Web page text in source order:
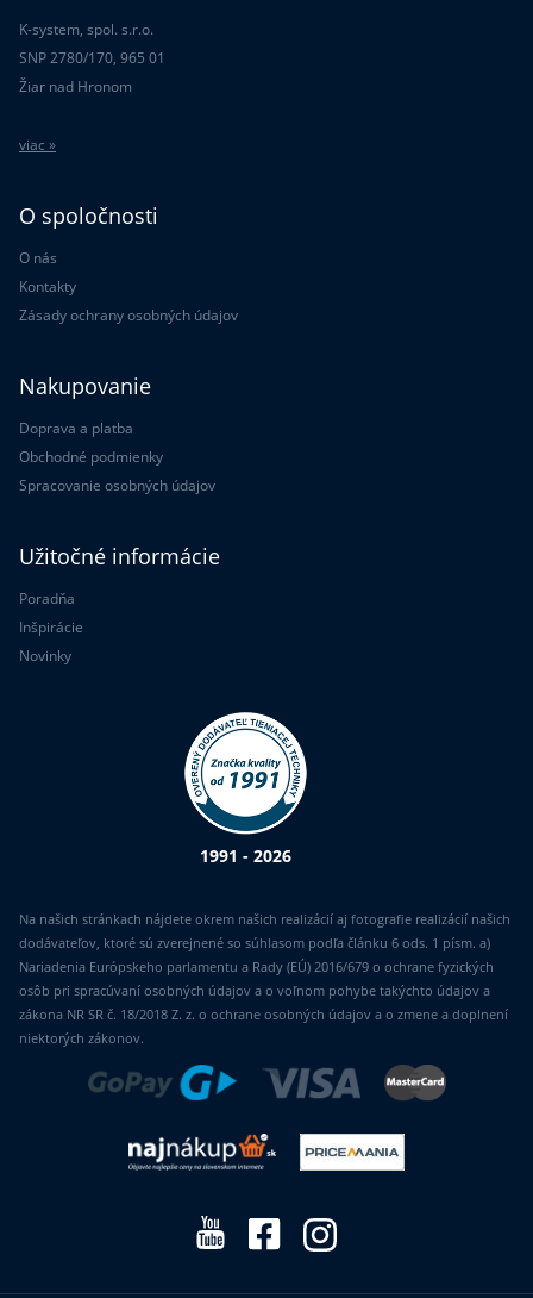
K-system, spol. s.r.o.
SNP 2780/170, 965 01
Žiar nad Hronom
viac »
O spoločnosti
O nás
Kontakty
Zásady ochrany osobných údajov
Nakupovanie
Doprava a platba
Obchodné podmienky
Spracovanie osobných údajov
Užitočné informácie
Poradňa
Inšpirácie
Novinky
1991 - 2026
Na našich stránkach nájdete okrem našich realizácií aj fotografie realizácií našich
dodávateľov, ktoré sú zverejnené so súhlasom podľa článku 6 ods. 1 písm. a)
Nariadenia Európskeho parlamentu a Rady (EÚ) 2016/679 o ochrane fyzických
osôb pri spracúvaní osobných údajov a o voľnom pohybe takýchto údajov a
zákona NR SR č. 18/2018 Z. z. o ochrane osobných údajov a o zmene a doplnení
niektorých zákonov.